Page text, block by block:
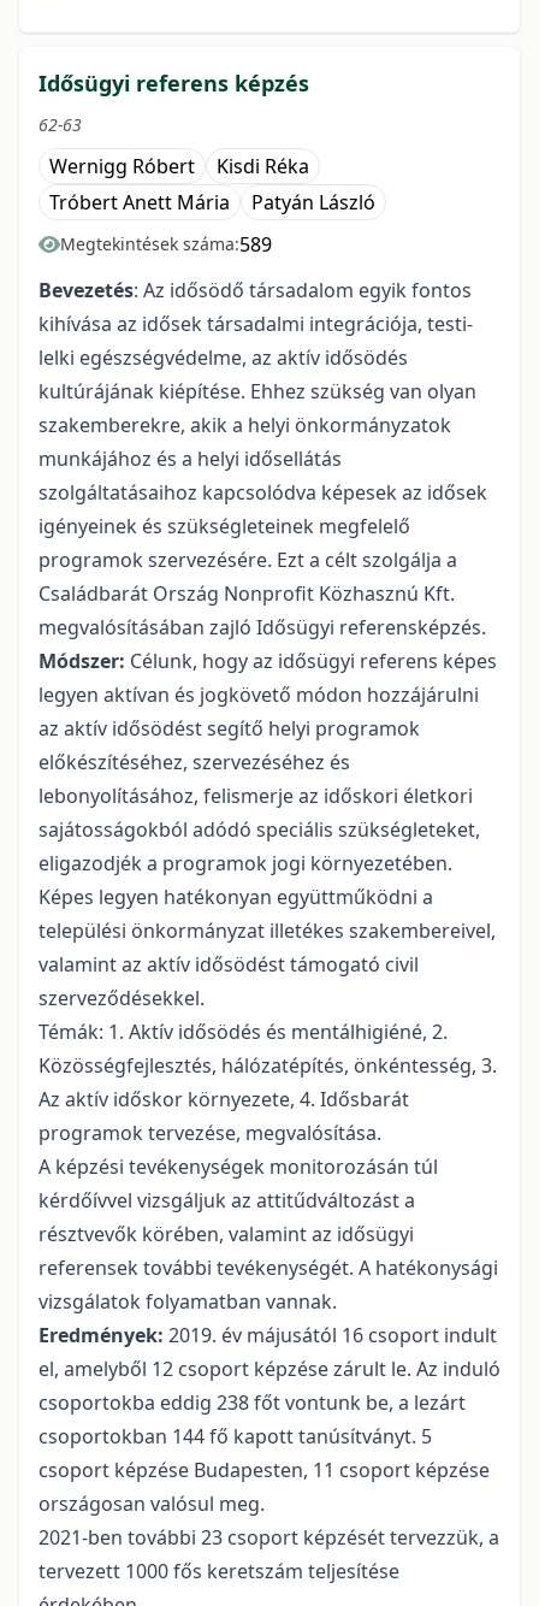
Idősügyi referens képzés
62-63
Wernigg Róbert
Kisdi Réka
Tróbert Anett Mária
Patyán László
Megtekintések száma:589
Bevezetés: Az idősödő társadalom egyik fontos
kihívása az idősek társadalmi integrációja, testi-
lelki egészségvédelme, az aktív idősödés
kultúrájának kiépítése. Ehhez szükség van olyan
szakemberekre, akik a helyi önkormányzatok
munkájához és a helyi idősellátás
szolgáltatásaihoz kapcsolódva képesek az idősek
igényeinek és szükségleteinek megfelelő
programok szervezésére. Ezt a célt szolgálja a
Családbarát Ország Nonprofit Közhasznú Kft.
megvalósításában zajló Idősügyi referensképzés.
Módszer: Célunk, hogy az idősügyi referens képes
legyen aktívan és jogkövető módon hozzájárulni
az aktív idősödést segítő helyi programok
előkészítéséhez, szervezéséhez és
lebonyolításához, felismerje az időskori életkori
sajátosságokból adódó speciális szükségleteket,
eligazodjék a programok jogi környezetében.
Képes legyen hatékonyan együttműködni a
települési önkormányzat illetékes szakembereivel,
valamint az aktív idősödést támogató civil
szerveződésekkel.
Témák: 1. Aktív idősödés és mentálhigiéné, 2.
Közösségfejlesztés, hálózatépítés, önkéntesség, 3.
Az aktív időskor környezete, 4. Idősbarát
programok tervezése, megvalósítása.
A képzési tevékenységek monitorozásán túl
kérdőívvel vizsgáljuk az attitűdváltozást a
résztvevők körében, valamint az idősügyi
referensek további tevékenységét. A hatékonysági
vizsgálatok folyamatban vannak.
Eredmények: 2019. év májusától 16 csoport indult
el, amelyből 12 csoport képzése zárult le. Az induló
csoportokba eddig 238 főt vontunk be, a lezárt
csoportokban 144 fő kapott tanúsítványt. 5
csoport képzése Budapesten, 11 csoport képzése
országosan valósul meg.
2021-ben további 23 csoport képzését tervezzük, a
tervezett 1000 fős keretszám teljesítése